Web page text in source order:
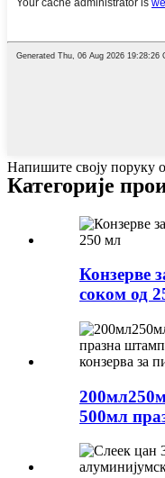
Напишите своју поруку
Категорије
Конзерве
соком од
500мл